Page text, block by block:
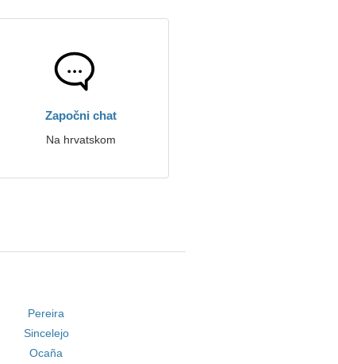
Započni chat
Na hrvatskom
Pereira
Sincelejo
Ocaña